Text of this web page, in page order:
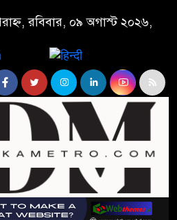
রবিবার, ০৯ অগাস্ট ২০২৬,